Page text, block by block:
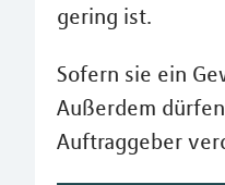
gering ist.
Sofern sie ein
Außerdem
Auftraggeber